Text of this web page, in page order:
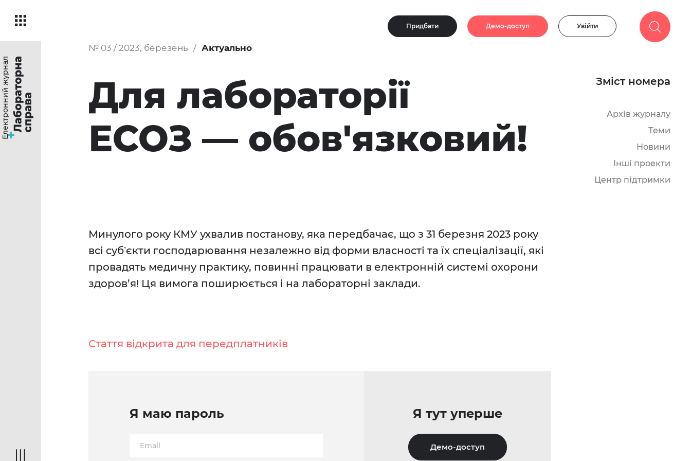
Придбати Демо-доступ Увійти
Зміст номера
Архів журналу
Теми
Новини
Інші проекти
Центр підтримки
№ 03 / 2023, березень Актуально
Для лабораторії
ЕСОЗ — обов'язковий!
Минулого року КМУ ухвалив постанову, яка передбачає, що з 31 березня 2023 року
всі субʼєкти господарювання незалежно від форми власності та їх спеціалізації, які
провадять медичну практику, повинні працювати в електронній системі охорони
здоров’я! Ця вимога поширюється і на лабораторні заклади.
Стаття відкрита для передплатників
Я маю пароль Я тут уперше
Демо-доступ
Електронний журнал